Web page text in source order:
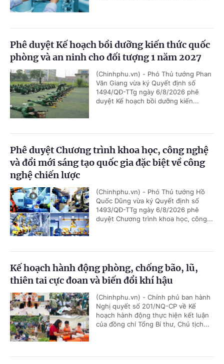
Phê duyệt Kế hoạch bồi dưỡng kiến thức quốc
phòng và an ninh cho đối tượng 1 năm 2027
(Chinhphu.vn) - Phó Thủ tướng Phan
Văn Giang vừa ký Quyết định số
1494/QĐ-TTg ngày 6/8/2026 phê
duyệt Kế hoạch bồi dưỡng kiến...
Phê duyệt Chương trình khoa học, công nghệ
và đổi mới sáng tạo quốc gia đặc biệt về công
nghệ chiến lược
(Chinhphu.vn) - Phó Thủ tướng Hồ
Quốc Dũng vừa ký Quyết định số
1493/QĐ-TTg ngày 6/8/2026 phê
duyệt Chương trình khoa học, công...
Kế hoạch hành động phòng, chống bão, lũ,
thiên tai cực đoan và biến đổi khí hậu
(Chinhphu.vn) - Chính phủ ban hành
Nghị quyết số 201/NQ-CP về Kế
hoạch hành động thực hiện kết luận
của đồng chí Tổng Bí thư, Chủ tịch...